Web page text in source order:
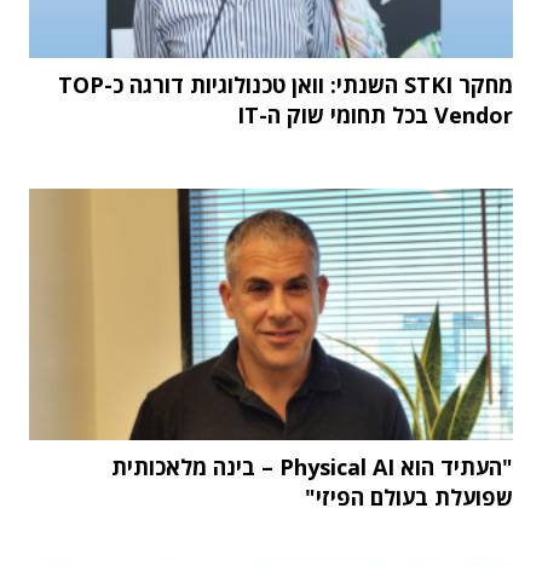
מחקר STKI השנתי: וואן טכנולוגיות דורגה כ-TOP
Vendor בכל תחומי שוק ה-IT
"העתיד הוא Physical AI – בינה מלאכותית
שפועלת בעולם הפיזי"